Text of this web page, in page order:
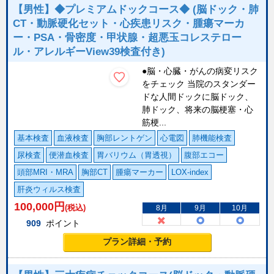
【男性】◆プレミアムドックコース◆ (脳ドック・肺
CT・動脈硬化セット・心疾患リスク・腫瘍マーカ
ー・PSA・骨密度・甲状腺・超悪玉コレステロー
ル・アレルギーView39検査付き)
●脳・心臓・がんの病変リスク
をチェック 当院のスタンダー
ドな人間ドックに脳ドック、
肺ドック、将来の脳梗塞・心
筋梗...
基本検査 血液検査 胸部レントゲン 心電図
肺機能検査
尿検査
便潜血検査 胃バリウム（胃透視）
腹部エコー
頭部MRI・MRA
胸部CT 腫瘍マーカー
LOX-index
肝炎ウィルス検査
100,000 円 (税込)
909 ポイント
8月 9月 10月
プラン詳細・予約